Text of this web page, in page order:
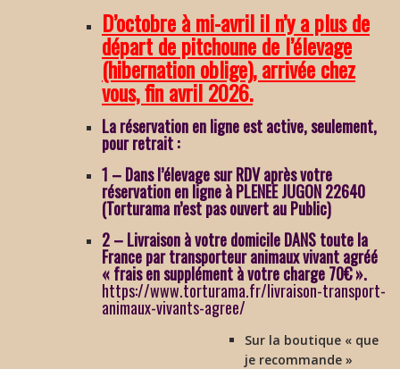
D’octobre à mi-avril il n’y a plus de
départ de pitchoune de l’élevage
(hibernation oblige), arrivée chez
vous, fin avril 2026.
La réservation en ligne est active, seulement,
pour retrait :
1 – Dans l’élevage sur RDV après votre
réservation en ligne à PLENEE JUGON 22640
(Torturama n’est pas ouvert au Public)
2 – Livraison à votre domicile DANS toute la
France par transporteur animaux vivant agréé
« frais en supplément à votre charge 70€ ».
https://www.torturama.fr/livraison-transport-
animaux-vivants-agree/
Sur la boutique « que
je recommande »